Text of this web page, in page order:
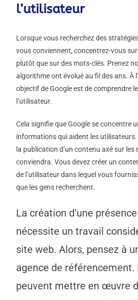
l’utilisateur
Lorsque vous recherchez des
vous conviennent, concentrez-vous
plutôt que sur des mots-clés. Prenez
algorithme ont évolué au fil des ans. À
objectif de Google est de comprendre
l’utilisateur.
Cela signifie que Google se concentre
informations qui aident les utilisateurs.
la publication d’un contenu axé sur les
conviendra. Vous devez créer un
de l’utilisateur dans lequel vous
que les gens recherchent.
La création d’une
nécessite un travail
site web. Alors, pensez à
agence de référencement.
peuvent mettre en œuvre